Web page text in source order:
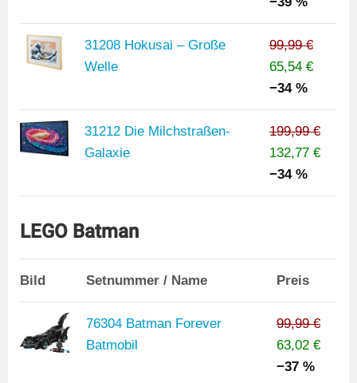
31208 Hokusai – Große
Welle
99,99 €
65,54 €
−34 %
31212 Die Milchstraßen-
Galaxie
199,99 €
132,77 €
−34 %
LEGO Batman
Bild Setnummer / Name Preis
76304 Batman Forever
Batmobil
99,99 €
63,02 €
−37 %